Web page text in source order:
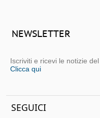
NEWSLETTER
Iscriviti e ricevi le notizie
Clicca qui
SEGUICI